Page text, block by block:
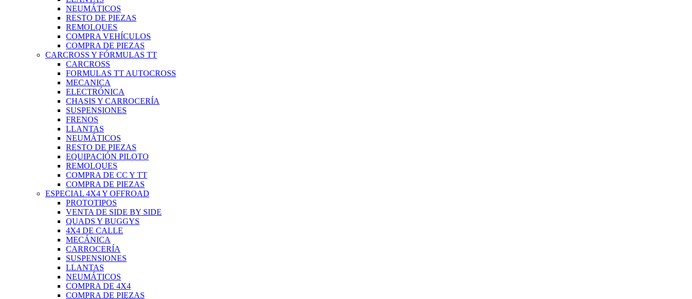
NEUMÁTICOS
RESTO DE PIEZAS
REMOLQUES
COMPRA VEHÍCULOS
COMPRA DE PIEZAS
CARCROSS Y FÓRMULAS TT
CARCROSS
FORMULAS TT AUTOCROSS
MECANICA
ELECTRÓNICA
CHASIS Y CARROCERÍA
SUSPENSIONES
FRENOS
LLANTAS
NEUMÁTICOS
RESTO DE PIEZAS
EQUIPACIÓN PILOTO
REMOLQUES
COMPRA DE CC Y TT
COMPRA DE PIEZAS
ESPECIAL 4X4 Y OFFROAD
PROTOTIPOS
VENTA DE SIDE BY SIDE
QUADS Y BUGGYS
4X4 DE CALLE
MECÁNICA
CARROCERÍA
SUSPENSIONES
LLANTAS
NEUMÁTICOS
COMPRA DE 4X4
COMPRA DE PIEZAS